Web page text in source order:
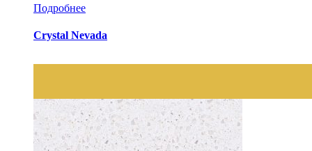
Подробнее
Crystal Nevada